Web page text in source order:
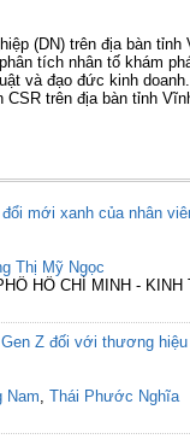
(DN) trên địa bàn
tích nhân tố khám
và đạo đức kinh
trên địa bàn tỉnh
mới xanh của nhân
Thị Mỹ Ngọc
HỒ CHÍ MINH - KINH
Z đối với thương
Nam, Thái Phước Nghĩa